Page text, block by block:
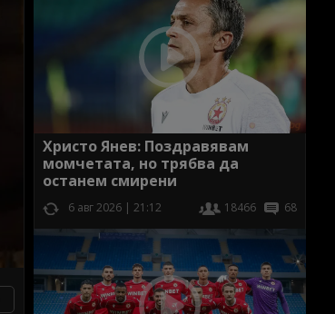
Христо Янев: Поздравявам
момчетата, но трябва да
останем смирени
6 авг 2026 | 21:12 18466 68